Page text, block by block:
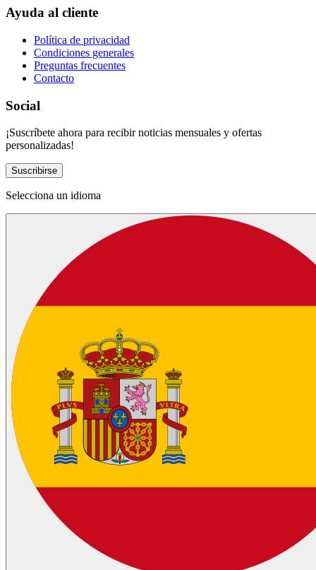
Ayuda al cliente
Política de privacidad
Condiciones generales
Preguntas frecuentes
Contacto
Social
¡Suscríbete ahora para recibir noticias mensuales y ofertas
personalizadas!
Suscribirse
Selecciona un idioma